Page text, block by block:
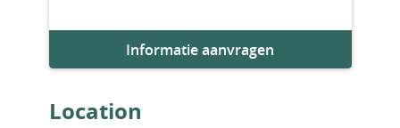
Parkeervoorziening
Informatie aanvragen
Location